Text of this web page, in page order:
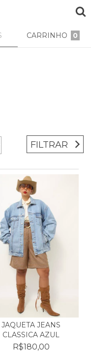
CARRINHO 0
FILTRAR
JAQUETA JEANS
CLASSICA AZUL
R$180,00